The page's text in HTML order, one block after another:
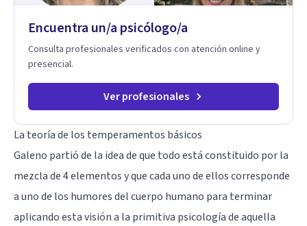
origen. Si buscas un proceso superficial, este no es el lugar.
raíz de lo que te ocurre, la Dra. Sandra Milena Jiménez Duque
es una de las mejores opciones para acompañarte. Porque
cuando sanas tu mundo interno, cambias tu forma de pensar,
Encuentra un/a psicólogo/a
Consulta profesionales verificados con atención online y
presencial.
Ver profesionales
La teoría de los temperamentos básicos
Galeno partió de la idea de que todo está constituido por la
mezcla de 4 elementos y que cada uno de ellos corresponde
a uno de los humores del cuerpo humano para terminar
aplicando esta visión a la primitiva psicología de aquella